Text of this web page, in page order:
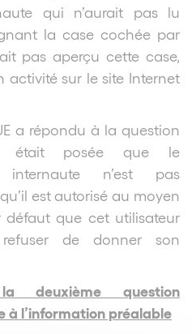
qui n’aurait pas lu
la case cochée par
pas aperçu cette case,
activité sur le site Internet
a répondu à la question
était posée que le
internaute n’est pas
est autorisé au moyen
défaut que cet utilisateur
de donner son
deuxième question
à l’information préalable